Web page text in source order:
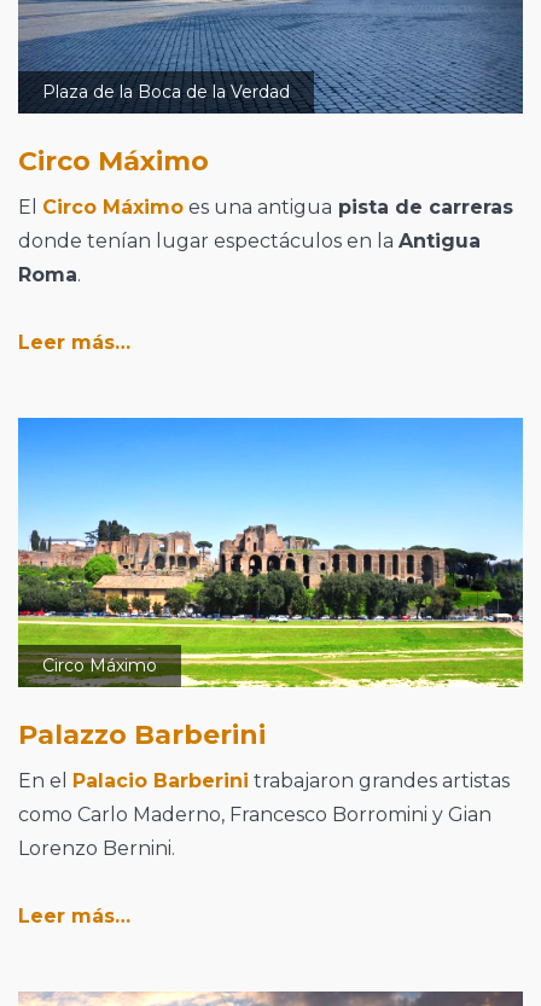
Plaza de la Boca de la Verdad
Circo Máximo
El Circo Máximo es una antigua pista de carreras
donde tenían lugar espectáculos en la Antigua
Roma.
Leer más…
Circo Máximo
Palazzo Barberini
En el Palacio Barberini trabajaron grandes artistas
como Carlo Maderno, Francesco Borromini y Gian
Lorenzo Bernini.
Leer más…